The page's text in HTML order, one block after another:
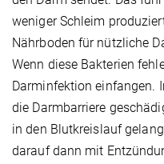
weniger Schleim
Nährboden für nützliche
Wenn diese Bakterien
Darminfektion einfangen.
die Darmbarriere
in den Blutkreislauf
darauf dann mit